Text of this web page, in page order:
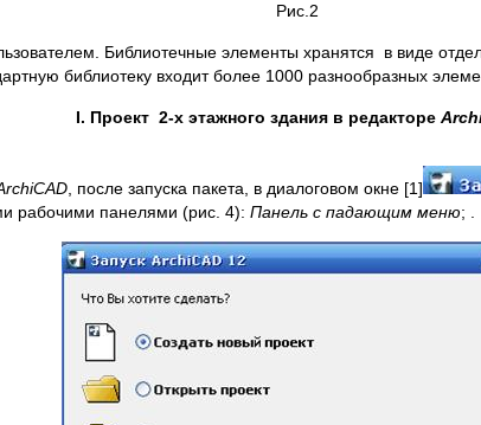
Рис.2
Библиотечные элементы хранятся в виде
библиотеку входит более 1000 разнообразных
I. Проект 2-х этажного здания в редакторе
, после запуска пакета, в диалоговом окне [1]
рабочими панелями (рис. 4): Панель с падающим меню; .